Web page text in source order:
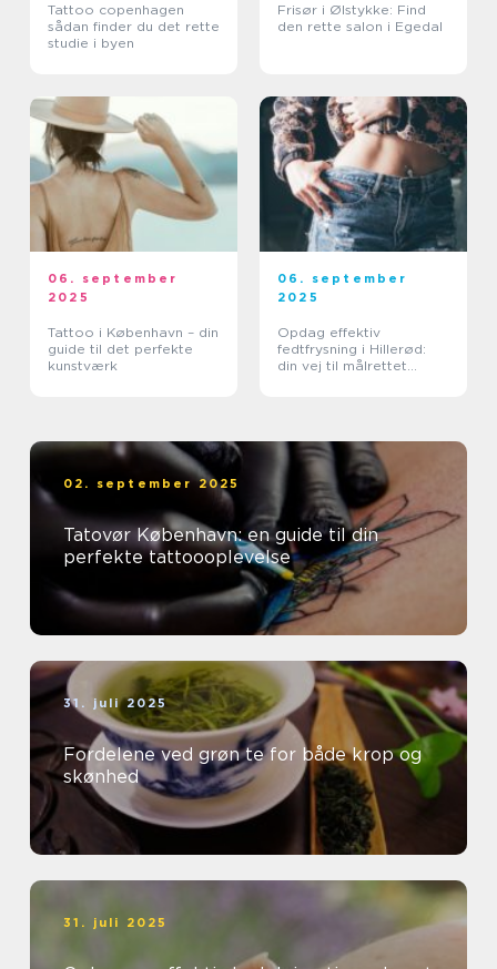
Tattoo copenhagen
sådan finder du det rette
studie i byen
Frisør i Ølstykke: Find
den rette salon i Egedal
06. september
2025
Tattoo i København – din
guide til det perfekte
kunstværk
06. september
2025
Opdag effektiv
fedtfrysning i Hillerød:
din vej til målrettet
02. september 2025
Tatovør København: en guide til din
perfekte tattoooplevelse
31. juli 2025
Fordelene ved grøn te for både krop og
skønhed
31. juli 2025